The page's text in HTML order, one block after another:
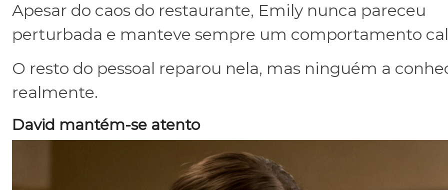
Apesar do caos do restaurante, Emily nunca pareceu
perturbada e manteve sempre um comportamento
O resto do pessoal reparou nela, mas ninguém a
realmente.
David mantém-se atento